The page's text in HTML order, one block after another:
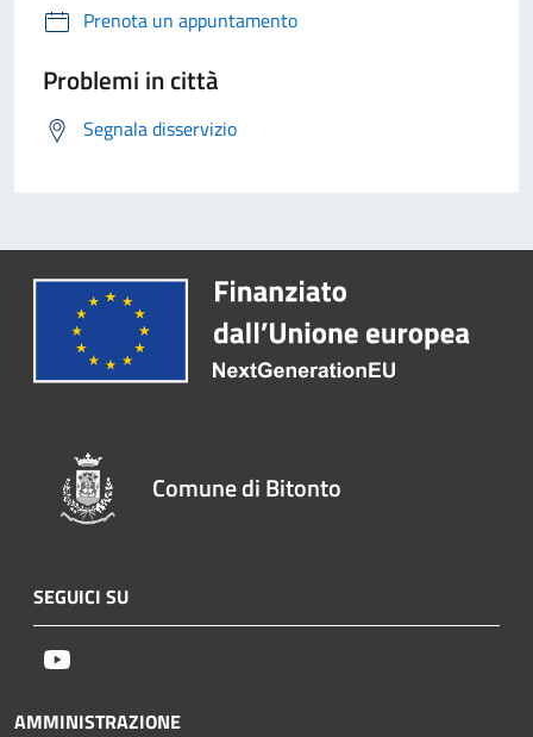
Prenota un appuntamento
Problemi in città
Segnala disservizio
Comune di Bitonto
SEGUICI SU
AMMINISTRAZIONE